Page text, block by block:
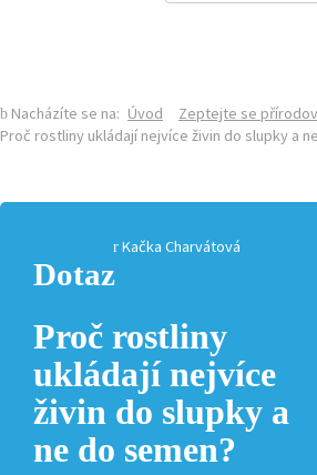
Nacházíte se na: Úvod
Zeptejte se
Proč rostliny ukládají nejvíce živin do slupky a
Kačka Charvátová
Dotaz
Proč rostliny
ukládají nejvíce
živin do slupky a
ne do semen?